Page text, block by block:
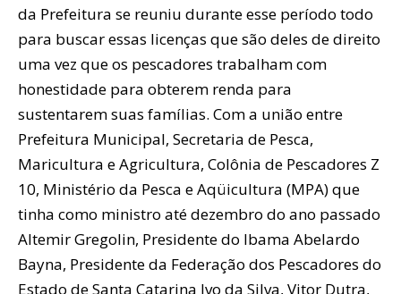
da Prefeitura se reuniu durante esse período todo
para buscar essas licenças que são deles de direito
uma vez que os pescadores trabalham com
honestidade para obterem renda para
sustentarem suas famílias. Com a união entre
Prefeitura Municipal, Secretaria de Pesca,
Maricultura e Agricultura, Colônia de Pescadores Z
10, Ministério da Pesca e Aqüicultura (MPA) que
tinha como ministro até dezembro do ano passado
Altemir Gregolin, Presidente do Ibama Abelardo
Bayna, Presidente da Federação dos Pescadores do
Estado de Santa Catarina Ivo da Silva, Vitor Dutra,